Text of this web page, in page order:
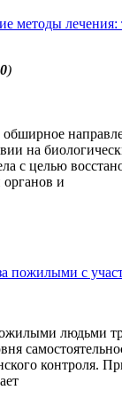
методы
0)
обширное
на
с целью
и
пожилыми с
людьми
контроля.